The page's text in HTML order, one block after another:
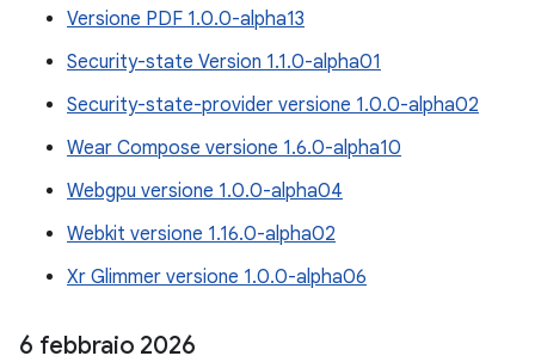
Versione PDF 1.0.0-alpha13
Security-state Version 1.1.0-alpha01
Security-state-provider versione 1.0.0-alpha02
Wear Compose versione 1.6.0-alpha10
Webgpu versione 1.0.0-alpha04
Webkit versione 1.16.0-alpha02
Xr Glimmer versione 1.0.0-alpha06
6 febbraio 2026